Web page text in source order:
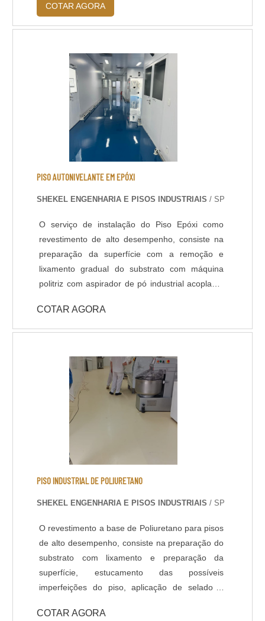
restauração do piso, todos os outros
procedimentos tornam-se mais eficientes e
realização dessa etapa é feita
adequadamente.Essa manutenção é muito
usada nas restaurações de pisos....
COTAR AGORA
PISO AUTONIVELANTE EM EPÓXI
SHEKEL ENGENHARIA E PISOS INDUSTRIAIS / SP
O serviço de instalação do Piso Epóxi como
revestimento de alto desempenho, consiste na
preparação da superfície com a remoção e
lixamento gradual do substrato com máquina
politriz com aspirador de pó industrial acoplado,
ancoragem do revestimento, estucamento e
polimento da superfície e por fim, aplicação da
definidas em projeto ou de acordo com a
usabilidade do piso. Dentro do serviço de pintura
Epóxi de piso, existem diferentes sistemas de
aplicação, que podem variar de acordo com a
finalidade do piso, projeto e normas de
que a Shekel Engenharia oferece: - Piso
Autonivelante em Epóxi - Piso Multicamadas /
Condutivo em Epóxi - Piso Antiderrapante em
COTAR AGORA
PISO INDUSTRIAL DE POLIURETANO
SHEKEL ENGENHARIA E PISOS INDUSTRIAIS / SP
O revestimento a base de Poliuretano para pisos
de alto desempenho, consiste na preparação do
substrato com lixamento e preparação da
superfície, estucamento das possíveis
imperfeições do piso, aplicação de selador /
qualidade na espessura e cores definidas em
COTAR AGORA